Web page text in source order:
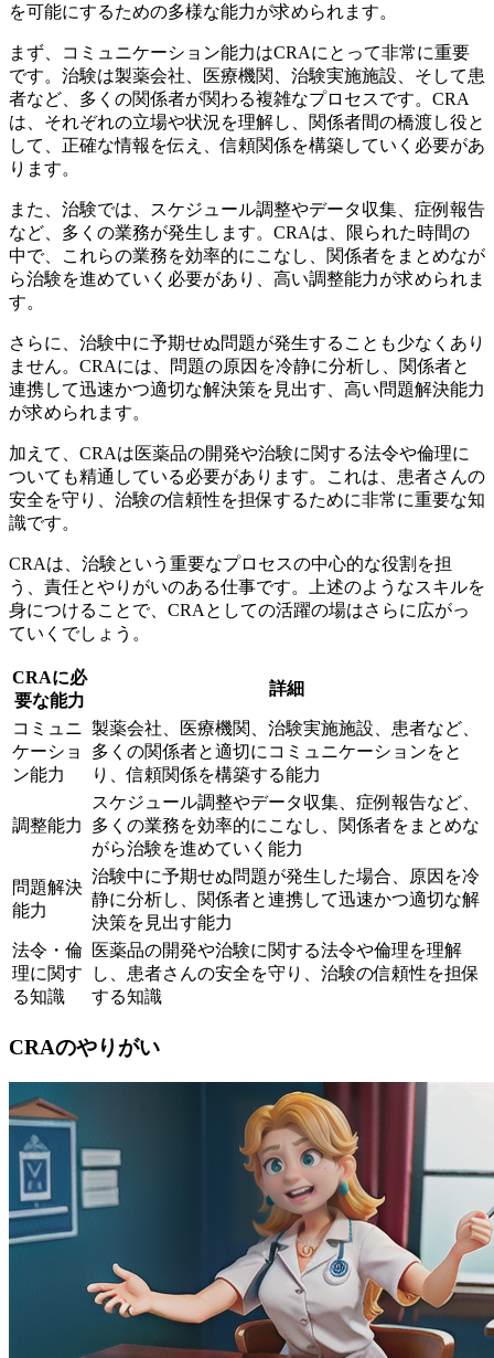
を可能にするための多様な能力が求められます。
まず、 コミュニケーション能力はCRAにとって非常に重要
です。治験は製薬会社、医療機関、治験実施施設、そして患
者など、多くの関係者が関わる複雑なプロセスです。CRA
は、それぞれの立場や状況を理解し、関係者間の橋渡し役と
して、正確な情報を伝え、信頼関係を構築していく必要があ
ります。
また、治験では、スケジュール調整やデータ収集、症例報告
など、多くの業務が発生します。CRAは、限られた時間の
中で、これらの業務を効率的にこなし、関係者をまとめなが
ら治験を進めていく必要があり、高い調整能力が求められま
す。
さらに、治験中に予期せぬ問題が発生することも少なくあり
ません。CRAには、問題の原因を冷静に分析し、関係者と
連携して迅速かつ適切な解決策を見出す、高い問題解決能力
が求められます。
加えて、CRAは医薬品の開発や治験に関する法令や倫理に
ついても精通している必要があります。これは、患者さんの
安全を守り、治験の信頼性を担保するために非常に重要な知
識です。
CRAは、治験という重要なプロセスの中心的な役割を担
う、責任とやりがいのある仕事です。上述のようなスキルを
身につけることで、CRAとしての活躍の場はさらに広がっ
ていくでしょう。
CRAに必
要な能力
詳細
コミュニ
ケーショ
ン能力
製薬会社、医療機関、治験実施施設、患者など、
多くの関係者と適切にコミュニケーションをと
り、信頼関係を構築する能力
調整能力
スケジュール調整やデータ収集、症例報告など、
多くの業務を効率的にこなし、関係者をまとめな
がら治験を進めていく能力
問題解決
能力
治験中に予期せぬ問題が発生した場合、原因を冷
静に分析し、関係者と連携して迅速かつ適切な解
決策を見出す能力
法令・倫
理に関す
る知識
医薬品の開発や治験に関する法令や倫理を理解
し、患者さんの安全を守り、治験の信頼性を担保
する知識
CRAのやりがい